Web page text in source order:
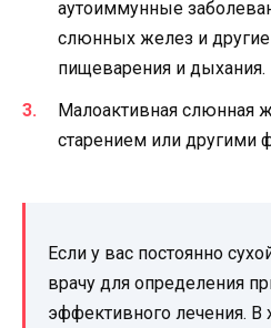
аутоиммунные
слюнных желез и
пищеварения и дыхания.
Малоактивная слюнная
старением или другими
Если у вас постоянно
врачу для определения
эффективного лечения. В